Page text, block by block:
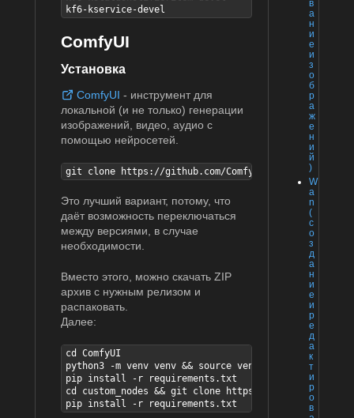
в
а
н
и
е
и
з
о
б
р
а
ж
е
н
и
й
)
W
a
n
(
с
о
з
д
а
н
и
е
и
р
е
д
а
к
т
и
р
о
в
kf6-kservice-devel
ComfyUI
Установка
ComfyUI - инструмент для
локальной (и не только) генерации
изображений, видео, аудио с
помощью нейросетей.
git clone https://github.com/Comfy-Org/ComfyUI.git
Это лучший вариант, потому, что
даёт возможность переключаться
между версиями, в случае
необходимости.
Вместо этого, можно скачать ZIP
архив с нужным релизом и
распаковать.
Далее:
cd ComfyUI
python3 -m venv venv && source venv/bin/activate
pip install -r requirements.txt
cd custom_nodes && git clone https://github.com/
pip install -r requirements.txt